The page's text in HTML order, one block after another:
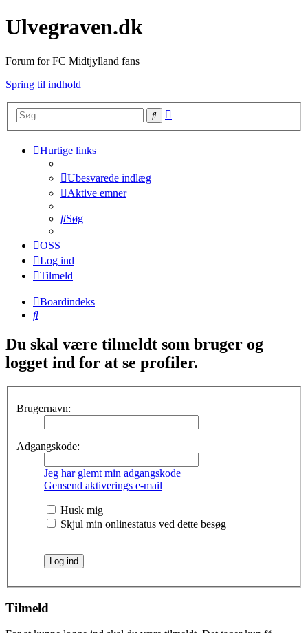
Ulvegraven.dk
Forum for FC Midtjylland fans
Spring til indhold
Søg
Hurtige links
Ubesvarede indlæg
Aktive emner
Søg
OSS
Log ind
Tilmeld
Boardindeks
Søg
Du skal være tilmeldt som bruger og
logget ind for at se profiler.
Brugernavn:
Adgangskode:
Jeg har glemt min adgangskode
Gensend aktiverings e-mail
Husk mig
Skjul min onlinestatus ved dette besøg
Tilmeld